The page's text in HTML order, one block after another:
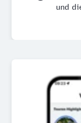
und